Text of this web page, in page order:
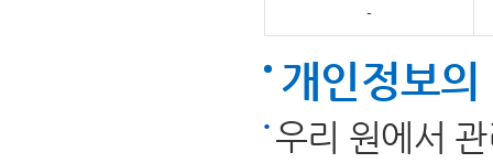
-
개인정보
우리 원에서